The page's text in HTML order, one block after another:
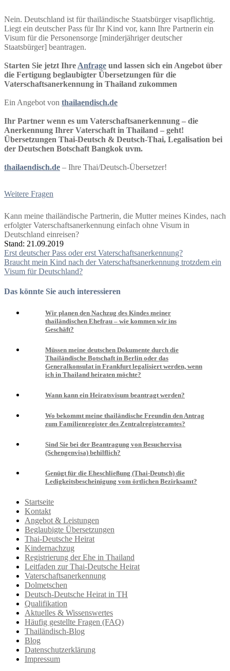
Nein. Deutschland ist für thailändische Staatsbürger visapflichtig.
Liegt ein deutscher Pass für Ihr Kind vor, kann Ihre Partnerin ein
Visum für die Personensorge [minderjähriger deutscher
Staatsbürger] beantragen.
Starten Sie jetzt Ihre Anfrage und lassen sich ein Angebot über
die Fertigung beglaubigter Übersetzungen für die
Vaterschaftsanerkennung in Thailand zukommen
Ein Angebot von thailaendisch.de
Ihr Partner wenn es um Vaterschaftsanerkennung – die
Anerkennung Ihrer Vaterschaft in Thailand – geht!
Übersetzungen Thai-Deutsch & Deutsch-Thai, Legalisation bei
der Deutschen Botschaft Bangkok uvm.
thailaendisch.de – Ihre Thai/Deutsch-Übersetzer!
Weitere Fragen
Kann meine thailändische Partnerin, die Mutter meines Kindes, nach
erfolgter Vaterschaftsanerkennung einfach ohne Visum in
Deutschland einreisen?
Stand: 21.09.2019
Beitragsnavigation
Erst deutscher Pass oder erst Vaterschaftsanerkennung?
Braucht mein Kind nach der Vaterschaftsanerkennung trotzdem ein
Visum für Deutschland?
Das könnte Sie auch interessieren
Wir planen den Nachzug des Kindes meiner
thailändischen Ehefrau – wie kommen wir ins
Geschäft?
Müssen meine deutschen Dokumente durch die
Thailändische Botschaft in Berlin oder das
Generalkonsulat in Frankfurt legalisiert werden, wenn
ich in Thailand heiraten möchte?
Wann kann ein Heiratsvisum beantragt werden?
Wo bekommt meine thailändische Freundin den Antrag
zum Familienregister des Zentralregisteramtes?
Sind Sie bei der Beantragung von Besuchervisa
(Schengenvisa) behilflich?
Genügt für die Eheschließung (Thai-Deutsch) die
Ledigkeitsbescheinigung vom örtlichen Bezirksamt?
Startseite
Kontakt
Angebot & Leistungen
Beglaubigte Übersetzungen
Thai-Deutsche Heirat
Kindernachzug
Registrierung der Ehe in Thailand
Leitfaden zur Thai-Deutsche Heirat
Vaterschaftsanerkennung
Dolmetschen
Deutsch-Deutsche Heirat in TH
Qualifikation
Aktuelles & Wissenswertes
Häufig gestellte Fragen (FAQ)
Thailändisch-Blog
Blog
Datenschutzerklärung
Impressum